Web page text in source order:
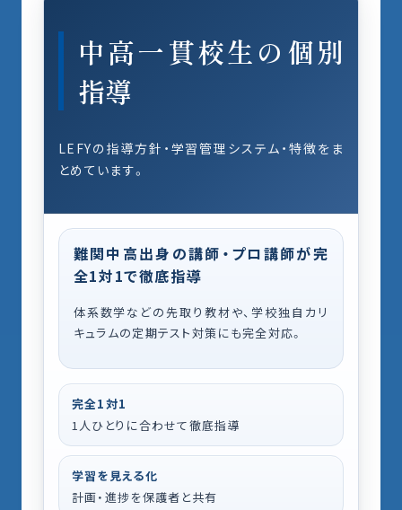
中高一貫校生の個別
指導
LEFYの指導方針・学習管理システム・特徴をま
とめています。
難関中高出身の講師・プロ講師が完
全1対1で徹底指導
体系数学などの先取り教材や、学校独自カリ
キュラムの定期テスト対策にも完全対応。
完全1対1
1人ひとりに合わせて徹底指導
学習を見える化
計画・進捗を保護者と共有